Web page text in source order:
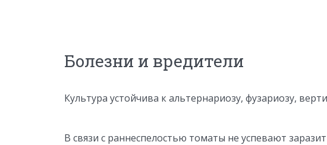
Болезни и вредители
Культура устойчива к альтернариозу, фузариозу,
В связи с раннеспелостью томаты не успевают